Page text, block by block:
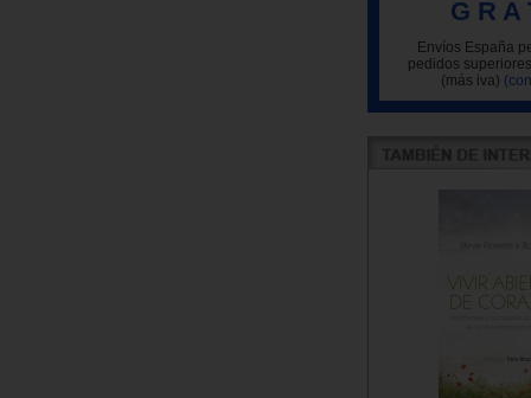
G R A
Envíos España
pedidos
(más iva)